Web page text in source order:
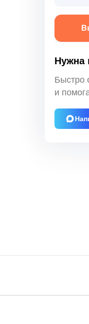
Нужна
Быстро
и